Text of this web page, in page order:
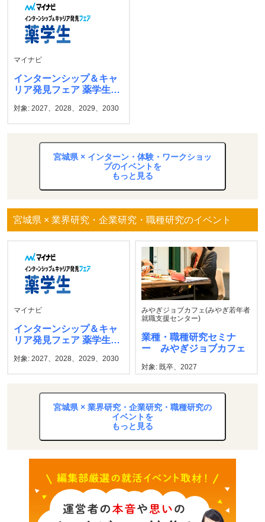
マイナビ
インターンシップ＆キャ
リア発見フェア 薬学生
対象: 2027、2028、2029、2030
宮城県 × インターン・体験・ワークショッ
プのイベントを
もっと見る
宮城県 × 業界研究・企業研究・職種研究のイベント
マイナビ
インターンシップ＆キャ
リア発見フェア 薬学生
対象: 2027、2028、2029、2030
みやぎジョブカフェ(みやぎ若年者
就職支援センター)
業種・職種研究セミナ
ー みやぎジョブカフェ
対象: 既卒、2027
宮城県 × 業界研究・企業研究・職種研究の
イベントを
もっと見る